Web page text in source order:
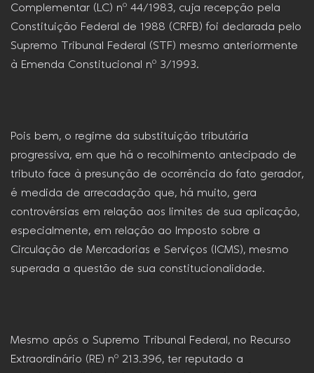
Complementar (LC) nº 44/1983, cuja recepção pela
Constituição Federal de 1988 (CRFB) foi declarada pelo
Supremo Tribunal Federal (STF) mesmo anteriormente
à Emenda Constitucional nº 3/1993.
Pois bem, o regime da substituição tributária
progressiva, em que há o recolhimento antecipado de
tributo face à presunção de ocorrência do fato gerador,
é medida de arrecadação que, há muito, gera
controvérsias em relação aos limites de sua aplicação,
especialmente, em relação ao Imposto sobre a
Circulação de Mercadorias e Serviços (ICMS), mesmo
superada a questão de sua constitucionalidade.
Mesmo após o Supremo Tribunal Federal, no Recurso
Extraordinário (RE) nº 213.396, ter reputado a